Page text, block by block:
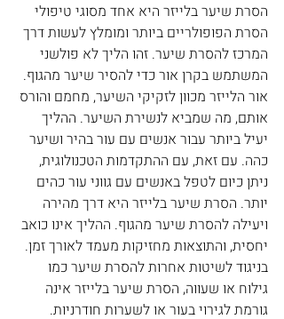
הסרת שיער בלייזר היא אחד מסוגי טיפולי
הסרת הפופולריים ביותר ומומלץ לעשות דרך
המרכז להסרת שיער. זהו הליך לא פולשני
המשתמש בקרן אור כדי להסיר שיער מהגוף.
אור הלייזר מכוון לזקיקי השיער, מחמם והורס
אותם, מה שמביא לנשירת השיער. ההליך
יעיל ביותר עבור אנשים עם עור בהיר ושיער
כהה. עם זאת, עם ההתקדמות הטכנולוגית,
ניתן כיום לטפל באנשים עם גווני עור כהים
יותר. הסרת שיער בלייזר היא דרך מהירה
ויעילה להסרת שיער מהגוף. ההליך אינו כואב
יחסית, והתוצאות מחזיקות מעמד לאורך זמן.
בניגוד לשיטות אחרות להסרת שיער כמו
גילוח או שעווה, הסרת שיער בלייזר אינה
גורמת לגירוי בעור או לשערות חודרניות.